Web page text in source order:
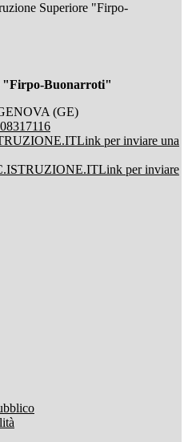
Superiore "Firpo-
"Firpo-Buonarroti"
(GE)
Link per inviare una
Link per inviare